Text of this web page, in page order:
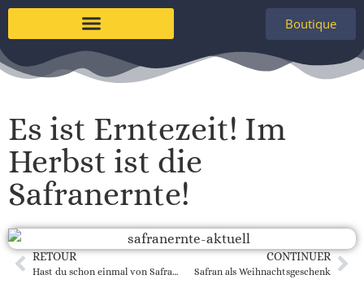
Boutique
Es ist Erntezeit! Im
Herbst ist die
Safranernte!
RETOUR
Hast du schon einmal von Safran geträumt?
CONTINUER
Safran als Weihnachtsgeschenk